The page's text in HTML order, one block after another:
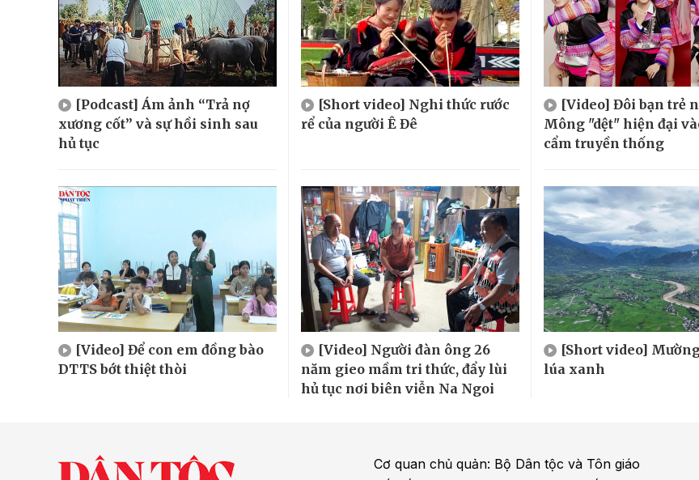
[Podcast] Ám ảnh “Trả nợ
xương cốt” và sự hồi sinh sau
hủ tục
[Short video] Nghi thức rước
rể của người Ê Đê
[Video] Đôi bạn trẻ
Mông "dệt" hiện đại
cẩm truyền thống
[Video] Để con em đồng bào
DTTS bớt thiệt thòi
[Video] Người đàn ông 26
năm gieo mầm tri thức, đẩy lùi
hủ tục nơi biên viễn Na Ngoi
[Short video]
lúa xanh
Cơ quan chủ quản: Bộ Dân tộc và Tôn giáo